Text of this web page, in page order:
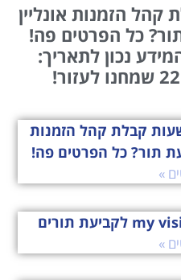
הזמנות אונליין
כל הפרטים פה!
נכון לתאריך:
קבלת קהל הזמנות
תור? כל הפרטים פה!
»
»